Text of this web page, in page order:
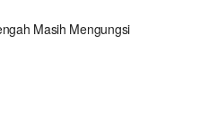
Masih Mengungsi